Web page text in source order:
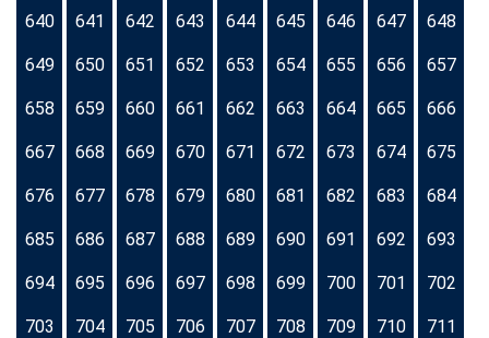
640 641 642 643 644 645 646 647 648
649 650 651 652 653 654 655 656 657
658 659 660 661 662 663 664 665 666
667 668 669 670 671 672 673 674 675
676 677 678 679 680 681 682 683 684
685 686 687 688 689 690 691 692 693
694 695 696 697 698 699 700 701 702
703 704 705 706 707 708 709 710 711